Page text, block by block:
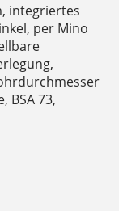
integriertes
per Mino
BSA 73,